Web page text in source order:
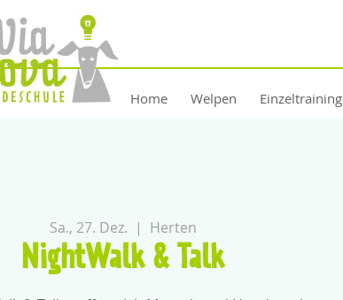
Home Welpen Einzeltraining
Sa., 27. Dez.
  |
Herten
NightWalk & Talk